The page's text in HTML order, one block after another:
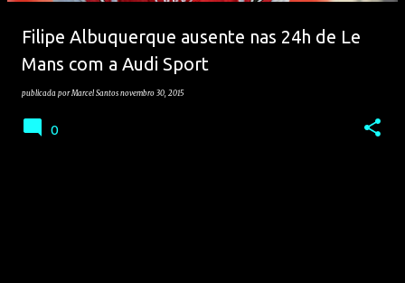
Filipe Albuquerque ausente nas 24h de Le
Mans com a Audi Sport
publicada porMarcel Santos novembro 30, 2015
0